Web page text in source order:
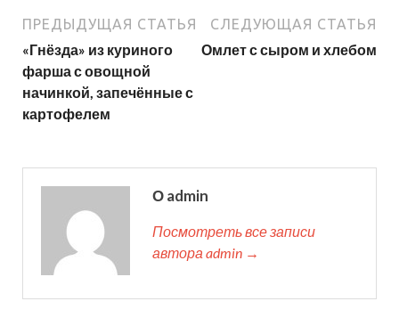
ПРЕДЫДУЩАЯ СТАТЬЯ
«Гнёзда» из куриного
фарша с овощной
начинкой, запечённые с
картофелем
СЛЕДУЮЩАЯ СТАТЬЯ
Омлет с сыром и хлебом
О admin
Посмотреть все записи
автора admin →